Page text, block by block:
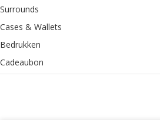
Surrounds
Cases & Wallets
Bedrukken
Cadeaubon